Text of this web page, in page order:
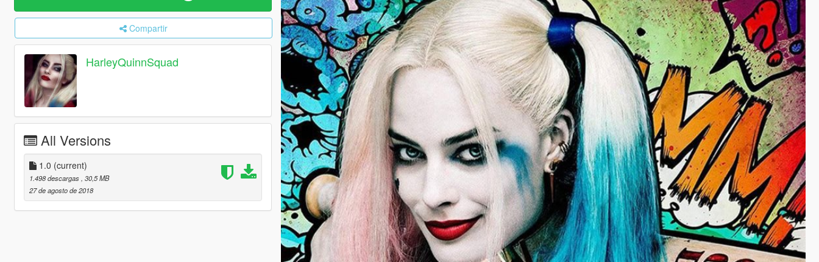
Compartir
HarleyQuinnSquad
All Versions
1.0 (current)
1.498 descargas , 30,5 MB
27 de agosto de 2018